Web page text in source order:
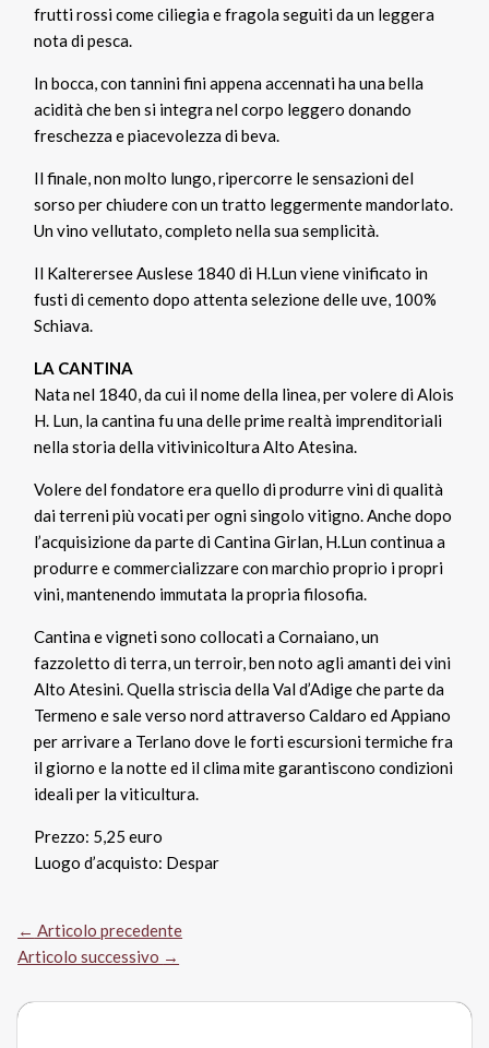
frutti rossi come ciliegia e fragola seguiti da un leggera
nota di pesca.
In bocca, con tannini fini appena accennati ha una bella
acidità che ben si integra nel corpo leggero donando
freschezza e piacevolezza di beva.
Il finale, non molto lungo, ripercorre le sensazioni del
sorso per chiudere con un tratto leggermente mandorlato.
Un vino vellutato, completo nella sua semplicità.
Il Kalterersee Auslese 1840 di H.Lun viene vinificato in
fusti di cemento dopo attenta selezione delle uve, 100%
Schiava.
LA CANTINA
Nata nel 1840, da cui il nome della linea, per volere di Alois
H. Lun, la cantina fu una delle prime realtà imprenditoriali
nella storia della vitivinicoltura Alto Atesina.
Volere del fondatore era quello di produrre vini di qualità
dai terreni più vocati per ogni singolo vitigno. Anche dopo
l’acquisizione da parte di Cantina Girlan, H.Lun continua a
produrre e commercializzare con marchio proprio i propri
vini, mantenendo immutata la propria filosofia.
Cantina e vigneti sono collocati a Cornaiano, un
fazzoletto di terra, un terroir, ben noto agli amanti dei vini
Alto Atesini. Quella striscia della Val d’Adige che parte da
Termeno e sale verso nord attraverso Caldaro ed Appiano
per arrivare a Terlano dove le forti escursioni termiche fra
il giorno e la notte ed il clima mite garantiscono condizioni
ideali per la viticultura.
Prezzo: 5,25 euro
Luogo d’acquisto: Despar
← Articolo precedente
Articolo successivo →